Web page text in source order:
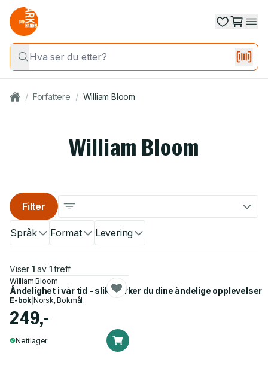
/ Forfattere / William Bloom
William Bloom
Språk Format Levering
Filter
Viser 1 av 1 treff
William Bloom
Åndelighet i vår tid - slik styrker du dine åndelige opplevelser
E-bok Norsk, Bokmål
249,-
Nettlager